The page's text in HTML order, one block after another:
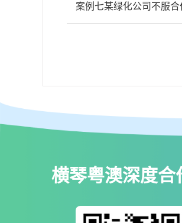
案例七某绿化公司不服
横琴粤澳深度合